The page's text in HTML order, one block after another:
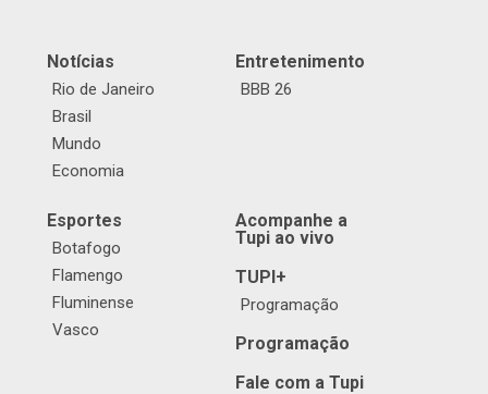
Notícias
Rio de Janeiro
Brasil
Mundo
Economia
Entretenimento
BBB 26
Esportes
Botafogo
Flamengo
Fluminense
Vasco
Acompanhe a
Tupi ao vivo
TUPI+
Programação
Programação
Fale com a Tupi